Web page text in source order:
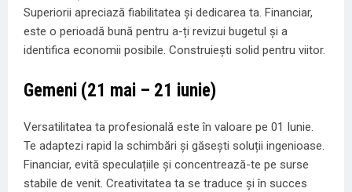
Superiorii apreciază fiabilitatea și dedicarea ta. Financiar,
este o perioadă bună pentru a-ți revizui bugetul și a
identifica economii posibile. Construiești solid pentru viitor.
Gemeni (21 mai – 21 iunie)
Versatilitatea ta profesională este în valoare pe 01 Iunie.
Te adaptezi rapid la schimbări și găsești soluții ingenioase.
Financiar, evită speculațiile și concentrează-te pe surse
stabile de venit. Creativitatea ta se traduce și în succes